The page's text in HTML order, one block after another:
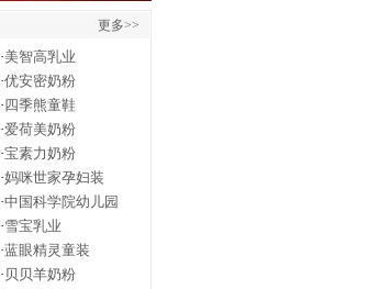
更多>>
·美智高乳业
·优安密奶粉
· 四季熊童鞋
·爱荷美奶粉
·宝素力奶粉
·妈咪世家孕妇装
·中国科学院幼儿园
·雪宝乳业
·蓝眼精灵童装
· 贝贝羊奶粉